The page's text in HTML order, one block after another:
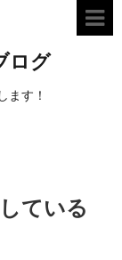
ログ
ます！
ている